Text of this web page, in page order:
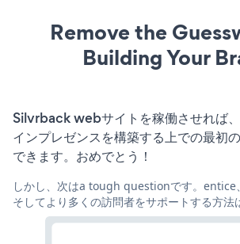
Remove the
Building Your
Silvrback webサイトを稼働させれば
インプレゼンスを構築する上での最初
できます。おめでとう！
しかし、次はa tough questionです。entice
そしてより多くの訪問者をサポートする方法